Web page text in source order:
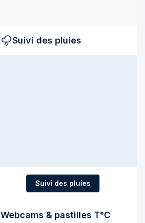
Suivi des pluies
Suivi des pluies
Webcams & pastilles T°C